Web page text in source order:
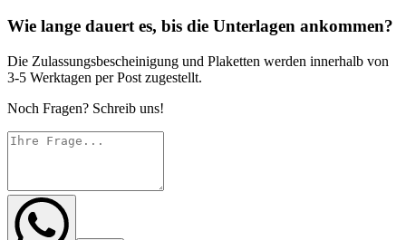
Wie lange dauert es, bis die Unterlagen ankommen?
Die Zulassungsbescheinigung und Plaketten werden innerhalb von
3-5 Werktagen per Post zugestellt.
Noch Fragen? Schreib uns!